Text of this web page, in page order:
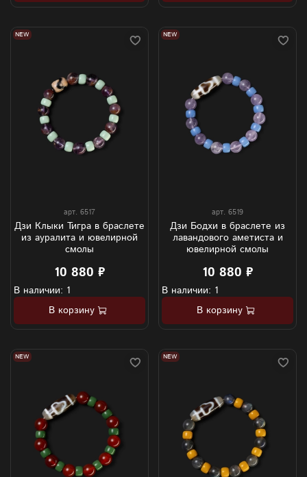
NEW
арт. 6517
Дзи Клыки Тигра в браслете
из ауралита и ювелирной
смолы
10 880 ₽
В наличии: 1
В корзину
NEW
арт. 6519
Дзи Бодхи в браслете из
лавандового аметиста и
ювелирной смолы
10 880 ₽
В наличии: 1
В корзину
NEW NEW